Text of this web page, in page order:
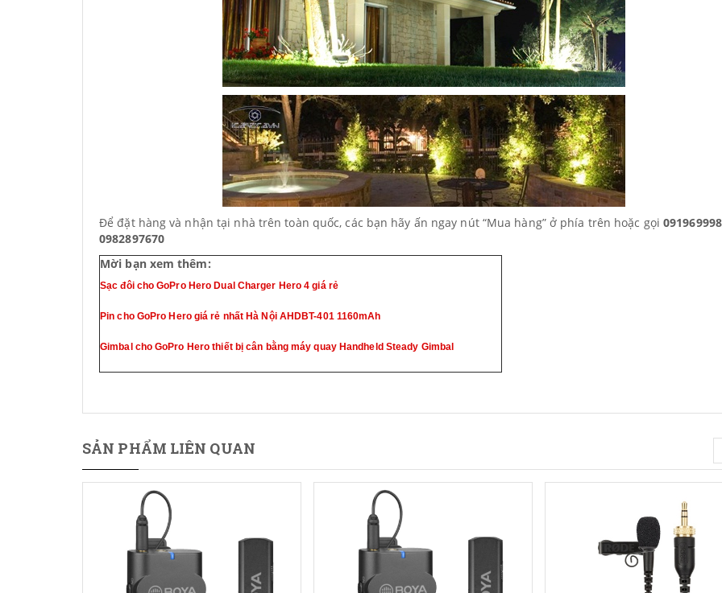
Để đặt hàng và nhận tại nhà trên toàn quốc, các bạn hãy ấn ngay nút “Mua hàng” ở phía trên hoặc gọi
0982897670
Mời bạn xem thêm:
Sạc đôi cho GoPro Hero Dual Charger Hero 4 giá rẻ
Pin cho GoPro Hero giá rẻ nhất Hà Nội AHDBT-401 1160mAh
Gimbal cho GoPro Hero thiết bị cân bằng máy quay Handheld Steady Gimbal
SẢN PHẨM LIÊN QUAN